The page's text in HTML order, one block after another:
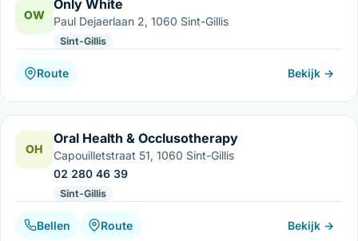
OW
Only White
Paul Dejaerlaan 2, 1060 Sint-Gillis
Sint-Gillis
Route Bekijk →
OH
Oral Health & Occlusotherapy
Capouilletstraat 51, 1060 Sint-Gillis
02 280 46 39
Sint-Gillis
Bellen Route Bekijk →